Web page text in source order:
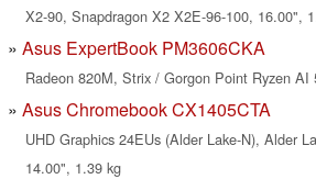
X2-90, Snapdragon X2 X2E-96-100, 16.00",
Asus ExpertBook PM3606CKA
Radeon 820M, Strix / Gorgon Point Ryzen
Asus Chromebook CX1405CTA
UHD Graphics 24EUs (Alder Lake-N), Alder
14.00", 1.39 kg